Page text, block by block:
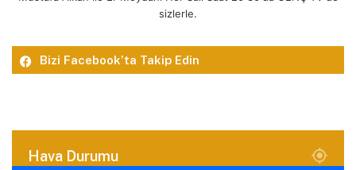
sizlerle.
Bizi Facebook’ta Takip Edin
Hava Durumu